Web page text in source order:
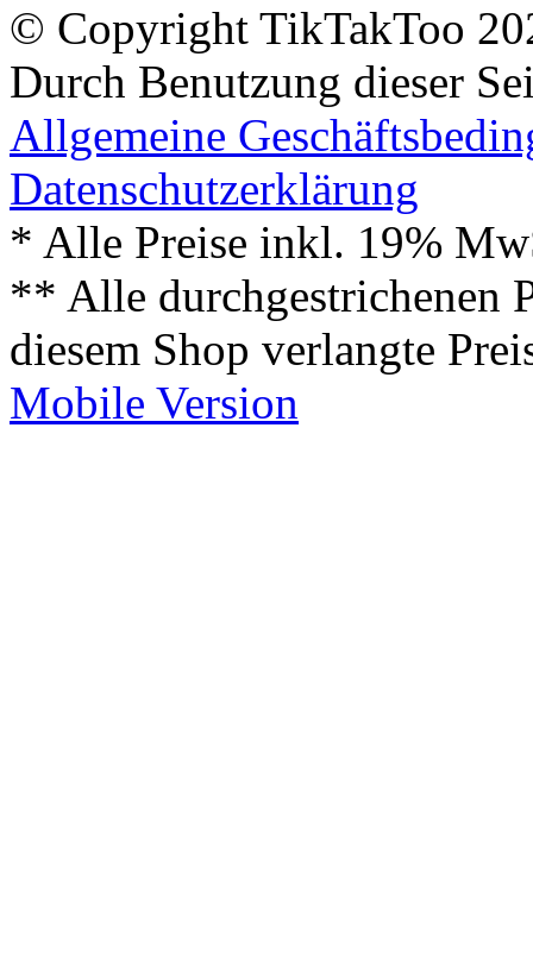
© Copyright TikTakToo
Durch Benutzung dieser
Allgemeine
Datenschutzerklärung
* Alle Preise inkl. 19%
** Alle durchgestrichenen
diesem Shop verlangte
Mobile Version